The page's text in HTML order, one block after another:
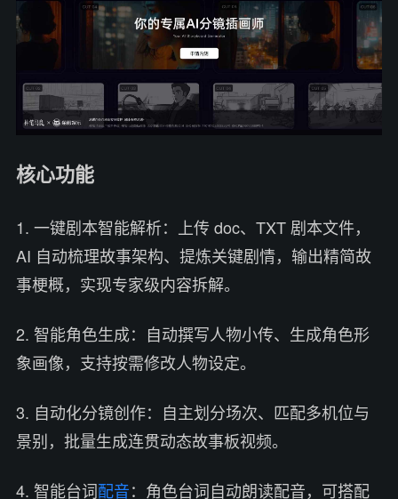
核心功能
1. 一键剧本智能解析：上传 doc、TXT 剧本文件，
AI 自动梳理故事架构、提炼关键剧情，输出精简故
事梗概，实现专家级内容拆解。
2. 智能角色生成：自动撰写人物小传、生成角色形
象画像，支持按需修改人物设定。
3. 自动化分镜创作：自主划分场次、匹配多机位与
景别，批量生成连贯动态故事板视频。
4. 智能台词配音：角色台词自动朗读配音，可搭配